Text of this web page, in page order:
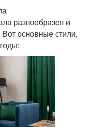
разнообразен и
основные стили,